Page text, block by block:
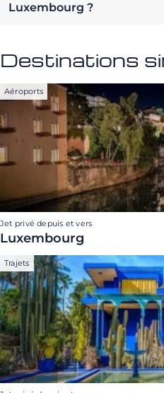
Luxembourg ?
Destinations
Aéroports
Jet privé depuis et vers
Luxembourg
Trajets